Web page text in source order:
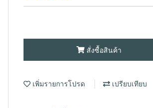
สั่งซื้อสินค้า
เพิ่มรายการโปรด เปรียบเทียบ